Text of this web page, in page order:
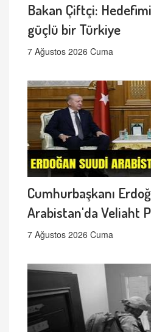
Bakan Çiftçi:
güçlü bir Türkiye
7 Ağustos 2026 Cuma
Cumhurbaşkanı
Arabistan'da Veliaht
7 Ağustos 2026 Cuma